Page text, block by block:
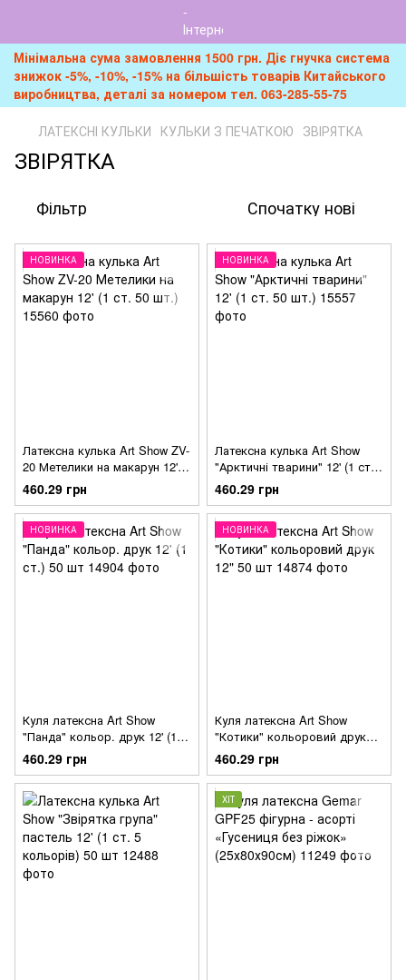
Мінімальна сума замовлення 1500 грн. Діє гнучка система
знижок -5%, -10%, -15% на більшість товарів Китайського
виробництва, деталі за номером тел. 063-285-55-75
ЛАТЕКСНІ КУЛЬКИ КУЛЬКИ З ПЕЧАТКОЮ ЗВІРЯТКА
ЗВІРЯТКА
Фільтр Спочатку нові
НОВИНКА
Латексна кулька Art Show ZV-
20 Метелики на макарун 12' (1
ст. 50 шт.)
460.29 грн
НОВИНКА
Латексна кулька Art Show
"Арктичні тварини" 12' (1 ст.
50 шт.)
460.29 грн
НОВИНКА
Куля латексна Art Show
"Панда" кольор. друк 12' (1
ст.) 50 шт
460.29 грн
НОВИНКА
Куля латексна Art Show
"Котики" кольоровий друк
12" 50 шт
460.29 грн
ХІТ